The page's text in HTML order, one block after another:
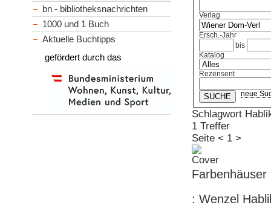
Verlag
Ersch.-Jahr
bis
Katalog
Rezensent
neue
Schlagwort
1 Treffer
Seite < 1 >
Farbenhäuser
: Wenzel
bn - bibliotheksnachrichten
1000 und 1 Buch
Aktuelle Buchtipps
gefördert durch das